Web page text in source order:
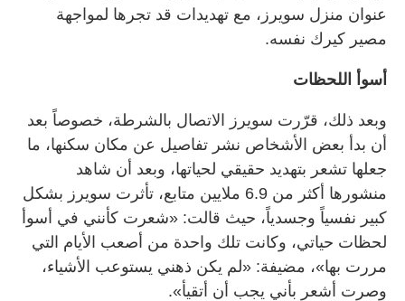
عنوان منزل سويرز، مع تهديدات قد تجرها لمواجهة
مصير كيرك نفسه.
أسوأ اللحظات
وبعد ذلك، قرّرت سويرز الاتصال بالشرطة، خصوصاً بعد
أن بدأ بعض الأشخاص نشر تفاصيل عن مكان سكنها، ما
جعلها تشعر بتهديد حقيقي لحياتها، وبعد أن شاهد
منشورها أكثر من 6.9 ملايين متابع، تأثرت سويرز بشكل
كبير نفسياً وجسدياً، حيث قالت: «شعرت كأنني في أسوأ
لحظات حياتي، وكانت تلك واحدة من أصعب الأيام التي
مررت بها»، مضيفة: «لم يكن ذهني يستوعب الأشياء،
وصرت أشعر بأني يجب أن أتقيأ».